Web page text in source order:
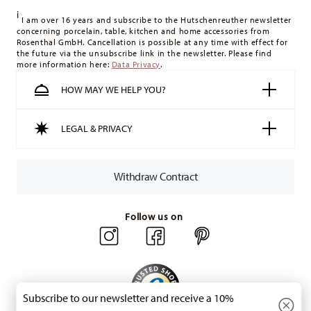
United Kingdom:For deliveries to the United Kingdom, the
minimum order value is £135, and delivery is free of charge.
Switzerland:delivery is free of charge for orders over 49,90
CHF. If the value of your purchase is less than 49,90 CHF,
delivery charges are 36,90 CHF.
as your parcel is dispatched.
Delivery time:3-5 working days for delivery within Germany
i I am over 16 years and subscribe to the Hutschenreuther newsletter
concerning porcelain, table, kitchen and home accessories from
Rosenthal GmbH. Cancellation is possible at any time with effect for
the future via the unsubscribe link in the newsletter. Please find
more information here: Data Privacy.
HOW MAY WE HELP YOU?
LEGAL & PRIVACY
Withdraw Contract
Follow us on
Subscribe to our newsletter and receive a 10%